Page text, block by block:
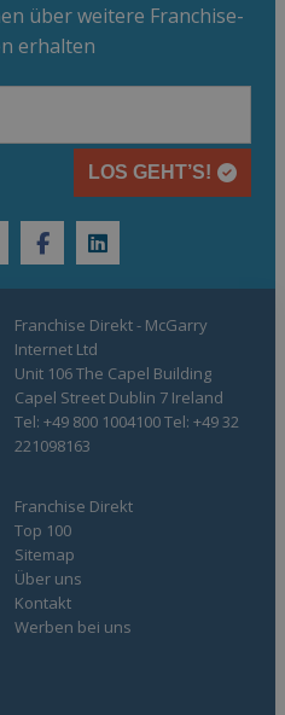
über weitere Franchise-
erhalten
LOS GEHT’S!
facebooklinkedin
Franchise Direkt
Top 100
Sitemap
Über uns
Kontakt
Werben bei uns
Franchise Direkt - McGarry
Internet Ltd
Unit 106 The Capel Building
Capel Street Dublin 7 Ireland
Tel: +49 800 1004100 Tel: +49 32
221098163